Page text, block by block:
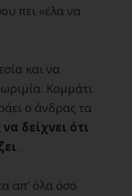
πει «έλα να
και να
Κομμάτι
ο άνδρας τα
δείχνει ότι
.
απ’ όλα όσο